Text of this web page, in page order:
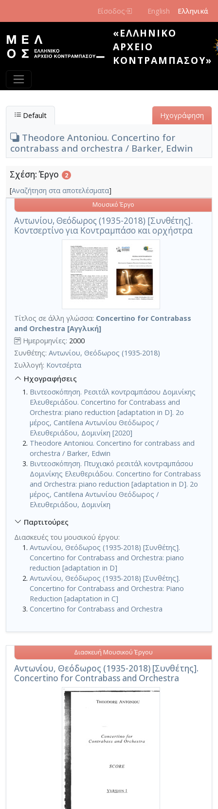
Είσοδος English Ελληνικά
«ΕΛΛΗΝΙΚΌ
ΑΡΧΕΊΟ
ΚΟΝΤΡΑΜΠΆΣΟΥ»
Default Ηχογράφηση
Theodore Antoniou. Concertino for
contrabass and orchestra / Barker, Edwin
Σχέση: Έργο 2
[Αναζήτηση στα αποτελέσματα]
Αντωνίου, Θεόδωρος (1935-2018) [Συνθέτης].
Κοντσερτίνο για Κοντραμπάσο και ορχήστρα
Μουσικό Έργο
Τίτλος σε άλλη γλώσσα: Concertino for Contrabass
and Orchestra [Αγγλική]
Ημερομηνίες: 2000
Συνθέτης: Αντωνίου, Θεόδωρος (1935-2018)
Συλλογή: Κοντσέρτα
Ηχογραφήσεις
Βιντεοσκόπηση. Ρεσιτάλ κοντραμπάσου Δομινίκης
Ελευθεριάδου. Concertino for Contrabass and
Orchestra: piano reduction [adaptation in D]. 2ο
μέρος, Cantilena Αντωνίου Θεόδωρος /
Ελευθεριάδου, Δομινίκη [2020]
Theodore Antoniou. Concertino for contrabass and
orchestra / Barker, Edwin
Βιντεοσκόπηση. Πτυχιακό ρεσιτάλ κοντραμπάσου
Δομινίκης Ελευθεριάδου. Concertino for Contrabass
and Orchestra: piano reduction [adaptation in D]. 2ο
μέρος, Cantilena Αντωνίου Θεόδωρος /
Ελευθεριάδου, Δομινίκη
Παρτιτούρες
Διασκευές του μουσικού έργου:
Αντωνίου, Θεόδωρος (1935-2018) [Συνθέτης].
Concertino for Contrabass and Orchestra: piano
reduction [adaptation in D]
Αντωνίου, Θεόδωρος (1935-2018) [Συνθέτης].
Concertino for Contrabass and Orchestra: Piano
Reduction [adaptation in C]
Concertino for Contrabass and Orchestra
Αντωνίου, Θεόδωρος (1935-2018) [Συνθέτης].
Concertino for Contrabass and Orchestra
Διασκευή Μουσικού Έργου